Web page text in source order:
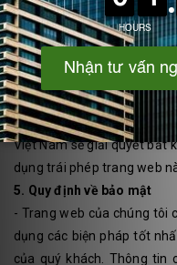
nguồn và phần mềm cơ
nội dung của trang web
Nam và các công ước quốc
4. Quyền pháp lý
- Các điều kiện, điều
điều chỉnh bởi luật pháp
Việt Nam sẽ giải quyết bất
dụng trái phép trang web
5. Quy định về bảo mật
- Trang web của chúng tôi
dụng các biện pháp tốt
của quý khách. Thông tin